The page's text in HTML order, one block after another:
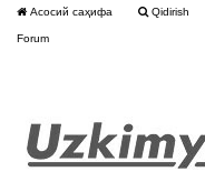
Асосий саҳифа Qidirish
Forum